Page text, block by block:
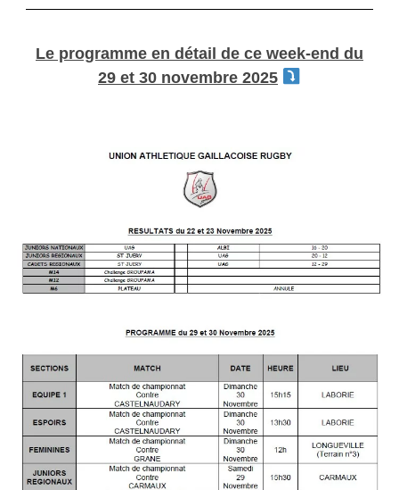
Le programme en détail de ce week-end du
29 et 30 novembre 2025